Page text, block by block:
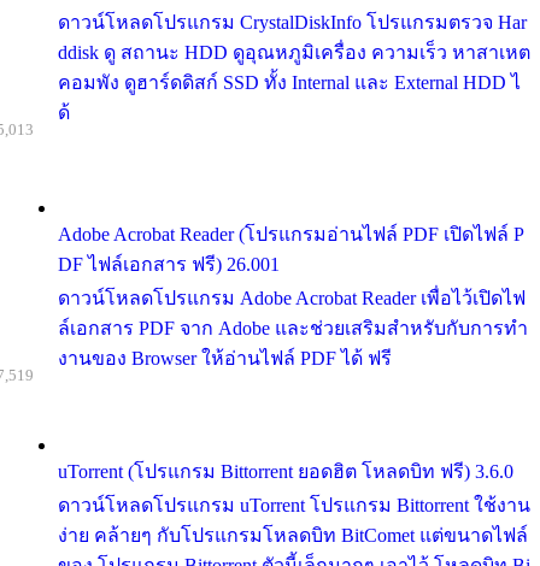
ดาวน์โหลดโปรแกรม CrystalDiskInfo โปรแกรมตรวจ Har
ddisk ดู สถานะ HDD ดูอุณหภูมิเครื่อง ความเร็ว หาสาเหต
คอมพัง ดูฮาร์ดดิสก์ SSD ทั้ง Internal และ External HDD ไ
ด้
Adobe Acrobat Reader (โปรแกรมอ่านไฟล์ PDF เปิดไฟล์ P
DF ไฟล์เอกสาร ฟรี) 26.001
ดาวน์โหลดโปรแกรม Adobe Acrobat Reader เพื่อไว้เปิดไฟ
ล์เอกสาร PDF จาก Adobe และช่วยเสริมสำหรับกับการทำ
งานของ Browser ให้อ่านไฟล์ PDF ได้ ฟรี
uTorrent (โปรแกรม Bittorrent ยอดฮิต โหลดบิท ฟรี) 3.6.0
ดาวน์โหลดโปรแกรม uTorrent โปรแกรม Bittorrent ใช้งาน
ง่าย คล้ายๆ กับโปรแกรมโหลดบิท BitComet แต่ขนาดไฟล์